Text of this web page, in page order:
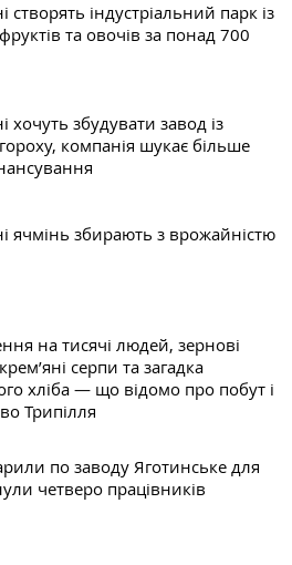
створять індустріальний парк із
та овочів за понад 700
хочуть збудувати завод із
компанія шукає більше
ячмінь збирають з врожайністю
на тисячі людей, зернові
серпи та загадка
хліба — що відомо про побут і
Трипілля
по заводу Яготинське для
четверо працівників